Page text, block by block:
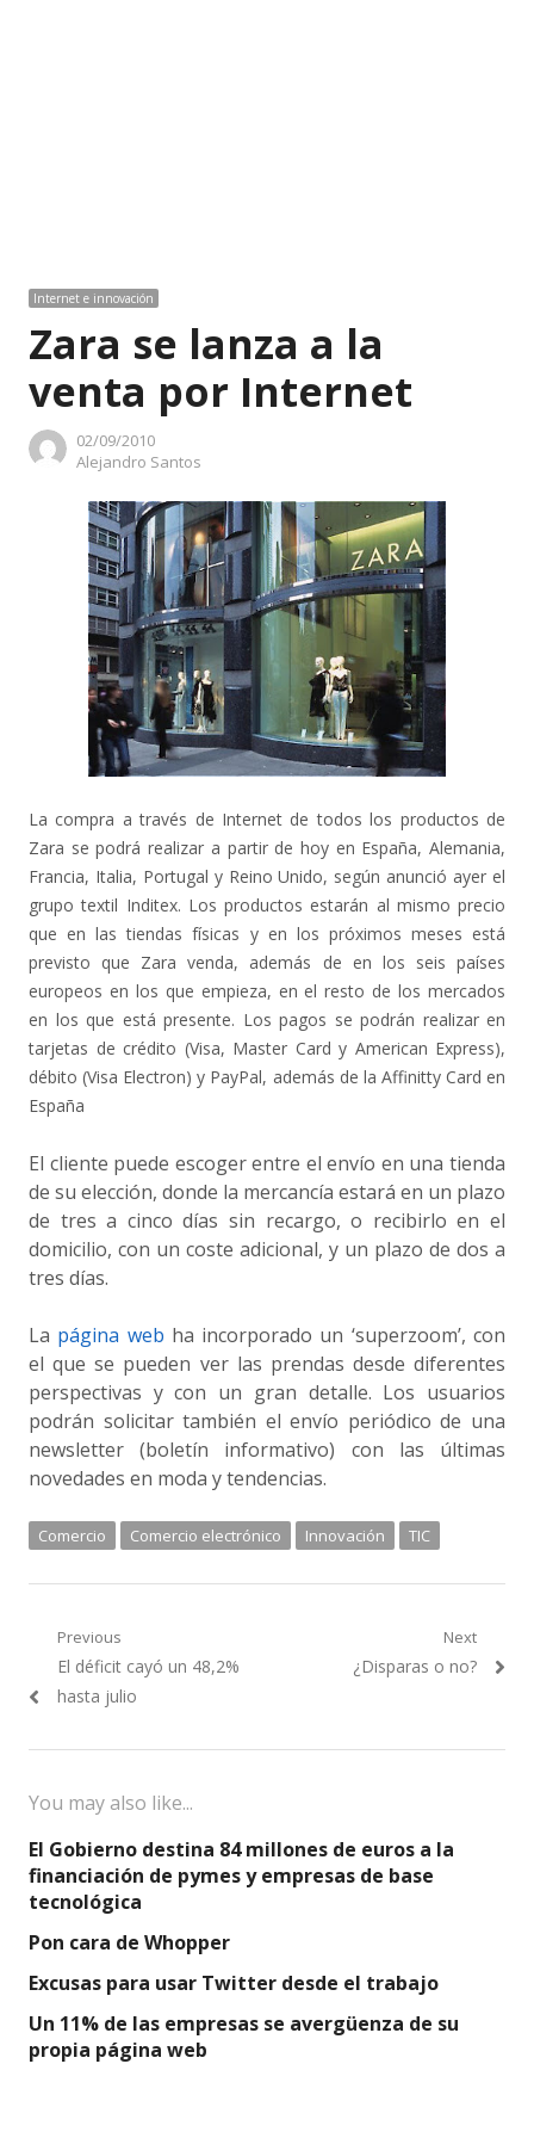
Internet e innovación
Zara se lanza a la
venta por Internet
02/09/2010
Author
Alejandro Santos
La compra a través de Internet de todos los productos de
Zara se podrá realizar a partir de hoy en España, Alemania,
Francia, Italia, Portugal y Reino Unido, según anunció ayer el
grupo textil Inditex. Los productos estarán al mismo precio
que en las tiendas físicas y en los próximos meses está
previsto que Zara venda, además de en los seis países
europeos en los que empieza, en el resto de los mercados
en los que está presente. Los pagos se podrán realizar en
tarjetas de crédito (Visa, Master Card y American Express),
débito (Visa Electron) y PayPal, además de la Affinitty Card en
España
El cliente puede escoger entre el envío en una tienda
de su elección, donde la mercancía estará en un plazo
de tres a cinco días sin recargo, o recibirlo en el
domicilio, con un coste adicional, y un plazo de dos a
tres días.
La página web ha incorporado un ‘superzoom’, con
el que se pueden ver las prendas desde diferentes
perspectivas y con un gran detalle. Los usuarios
podrán solicitar también el envío periódico de una
newsletter (boletín informativo) con las últimas
novedades en moda y tendencias.
Comercio Comercio electrónico Innovación TIC
Navegación
de
Previous
Previous
post:
El déficit cayó un 48,2%
hasta julio
Next
Next
¿Disparas o no?
You may also like...
El Gobierno destina 84 millones de euros a la
financiación de pymes y empresas de base
tecnológica
Pon cara de Whopper
Excusas para usar Twitter desde el trabajo
Un 11% de las empresas se avergüenza de su
propia página web